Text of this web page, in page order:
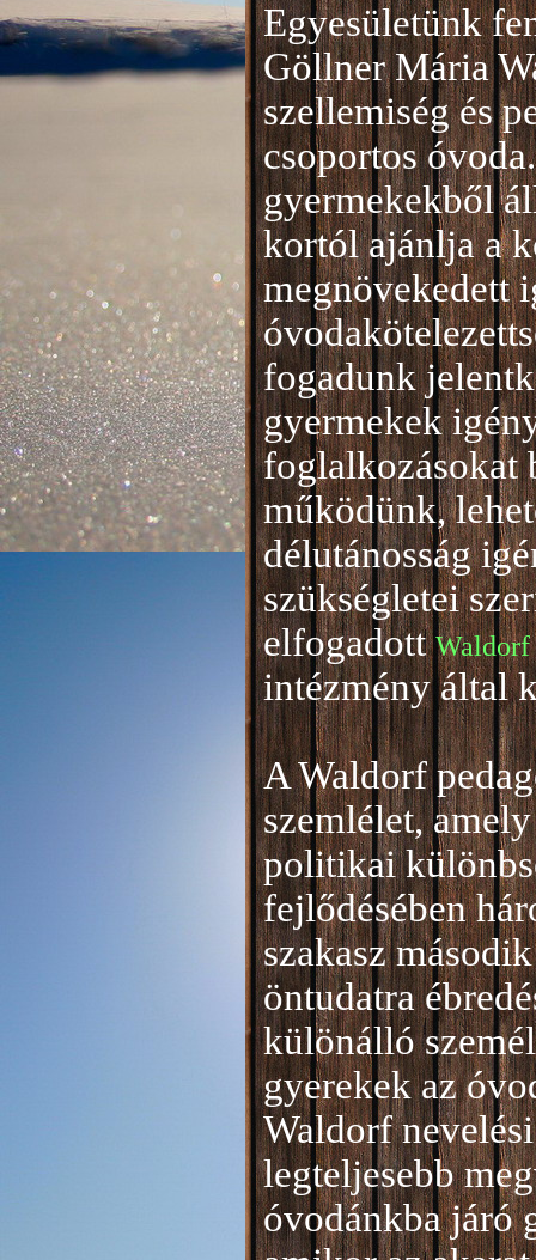
Egyesületünk
Göllner Mária
szellemiség és
csoportos
gyermekekből
kortól ajánlja a
megnövekedett
fogadunk
gyermekek
foglalkozásokat
működünk,
délutánosság
szükségletei
elfogadott Waldorf
intézmény által
A Waldorf
szemlélet,
politikai
fejlődésében
szakasz
öntudatra
különálló
gyerekek az
Waldorf
legteljesebb
óvodánkba járó